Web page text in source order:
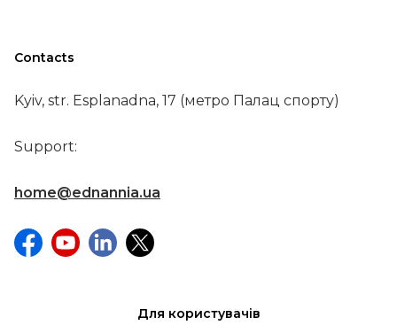
Contacts
Kyiv, str. Esplanadna, 17 (метро Палац спорту)
Support:
home@ednannia.ua
Для користувачів